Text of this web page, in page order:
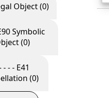
Object (0)
(0)
(0)